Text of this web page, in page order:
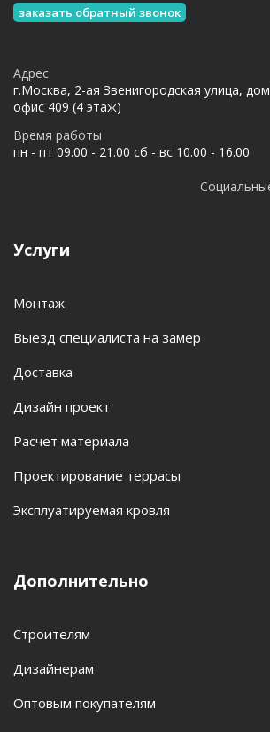
Услуги
Монтаж
Выезд специалиста на замер
Доставка
Дизайн проект
Расчет материала
Проектирование террасы
Эксплуатируемая кровля
Дополнительно
Строителям
Дизайнерам
Оптовым покупателям
заказать обратный звонок
Адрес
г.Москва, 2-ая Звенигородская улица,
офис 409 (4 этаж)
Время работы
пн - пт 09.00 - 21.00 сб - вс 10.00 - 16.00